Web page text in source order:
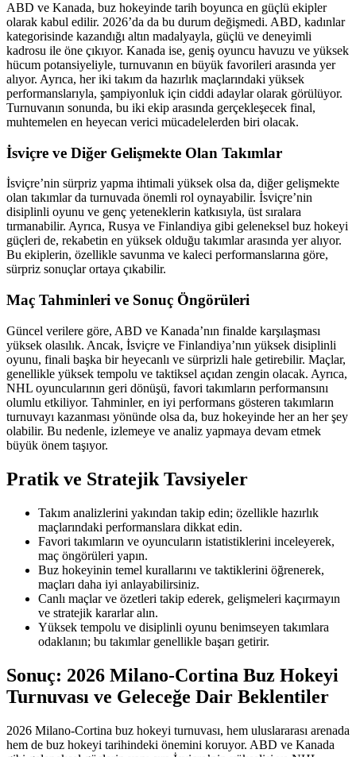
ABD ve Kanada, buz hokeyinde tarih boyunca en güçlü ekipler
olarak kabul edilir. 2026’da da bu durum değişmedi. ABD, kadınlar
kategorisinde kazandığı altın madalyayla, güçlü ve deneyimli
kadrosu ile öne çıkıyor. Kanada ise, geniş oyuncu havuzu ve yüksek
hücum potansiyeliyle, turnuvanın en büyük favorileri arasında yer
alıyor. Ayrıca, her iki takım da hazırlık maçlarındaki yüksek
performanslarıyla, şampiyonluk için ciddi adaylar olarak görülüyor.
Turnuvanın sonunda, bu iki ekip arasında gerçekleşecek final,
muhtemelen en heyecan verici mücadelelerden biri olacak.
İsviçre ve Diğer Gelişmekte Olan Takımlar
İsviçre’nin sürpriz yapma ihtimali yüksek olsa da, diğer gelişmekte
olan takımlar da turnuvada önemli rol oynayabilir. İsviçre’nin
disiplinli oyunu ve genç yeteneklerin katkısıyla, üst sıralara
tırmanabilir. Ayrıca, Rusya ve Finlandiya gibi geleneksel buz hokeyi
güçleri de, rekabetin en yüksek olduğu takımlar arasında yer alıyor.
Bu ekiplerin, özellikle savunma ve kaleci performanslarına göre,
sürpriz sonuçlar ortaya çıkabilir.
Maç Tahminleri ve Sonuç Öngörüleri
Güncel verilere göre, ABD ve Kanada’nın finalde karşılaşması
yüksek olasılık. Ancak, İsviçre ve Finlandiya’nın yüksek disiplinli
oyunu, finali başka bir heyecanlı ve sürprizli hale getirebilir. Maçlar,
genellikle yüksek tempolu ve taktiksel açıdan zengin olacak. Ayrıca,
NHL oyuncularının geri dönüşü, favori takımların performansını
olumlu etkiliyor. Tahminler, en iyi performans gösteren takımların
turnuvayı kazanması yönünde olsa da, buz hokeyinde her an her şey
olabilir. Bu nedenle, izlemeye ve analiz yapmaya devam etmek
büyük önem taşıyor.
Pratik ve Stratejik Tavsiyeler
Takım analizlerini yakından takip edin; özellikle hazırlık
maçlarındaki performanslara dikkat edin.
Favori takımların ve oyuncuların istatistiklerini inceleyerek,
maç öngörüleri yapın.
Buz hokeyinin temel kurallarını ve taktiklerini öğrenerek,
maçları daha iyi anlayabilirsiniz.
Canlı maçlar ve özetleri takip ederek, gelişmeleri kaçırmayın
ve stratejik kararlar alın.
Yüksek tempolu ve disiplinli oyunu benimseyen takımlara
odaklanın; bu takımlar genellikle başarı getirir.
Sonuç: 2026 Milano-Cortina Buz Hokeyi
Turnuvası ve Geleceğe Dair Beklentiler
2026 Milano-Cortina buz hokeyi turnuvası, hem uluslararası arenada
hem de buz hokeyi tarihindeki önemini koruyor. ABD ve Kanada